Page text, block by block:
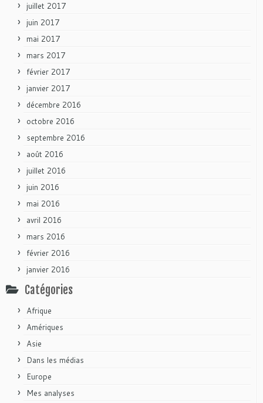
juillet 2017
juin 2017
mai 2017
mars 2017
février 2017
janvier 2017
décembre 2016
octobre 2016
septembre 2016
août 2016
juillet 2016
juin 2016
mai 2016
avril 2016
mars 2016
février 2016
janvier 2016
Catégories
Afrique
Amériques
Asie
Dans les médias
Europe
Mes analyses